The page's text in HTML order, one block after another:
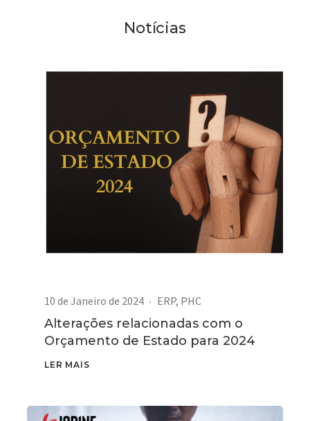
Notícias
10 de Janeiro de 2024 ERP, PHC
Alterações relacionadas com o
Orçamento de Estado para 2024
LER MAIS